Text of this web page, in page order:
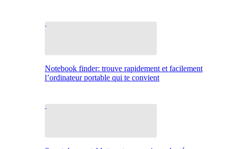
Notebook finder: trouve rapidement et facilement
l’ordinateur portable qui te convient